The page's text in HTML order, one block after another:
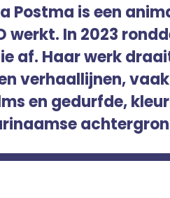
Postma is een
werkt. In 2023
af. Haar werk
verhaallijnen,
en gedurfde,